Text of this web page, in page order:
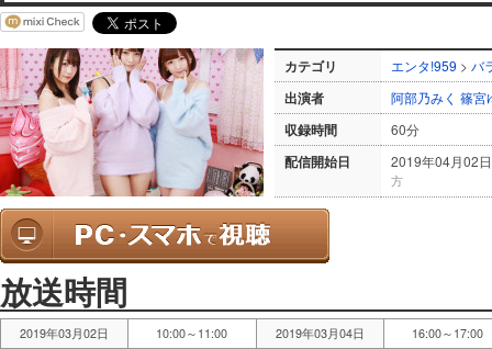
カテゴリ エンタ!959 > バ
出演者 阿部乃みく 篠宮
収録時間 60分
配信開始日 2019年04月02日
方
放送時間
2019年03月02日 10:00～11:00 2019年03月04日
16:00～17:00